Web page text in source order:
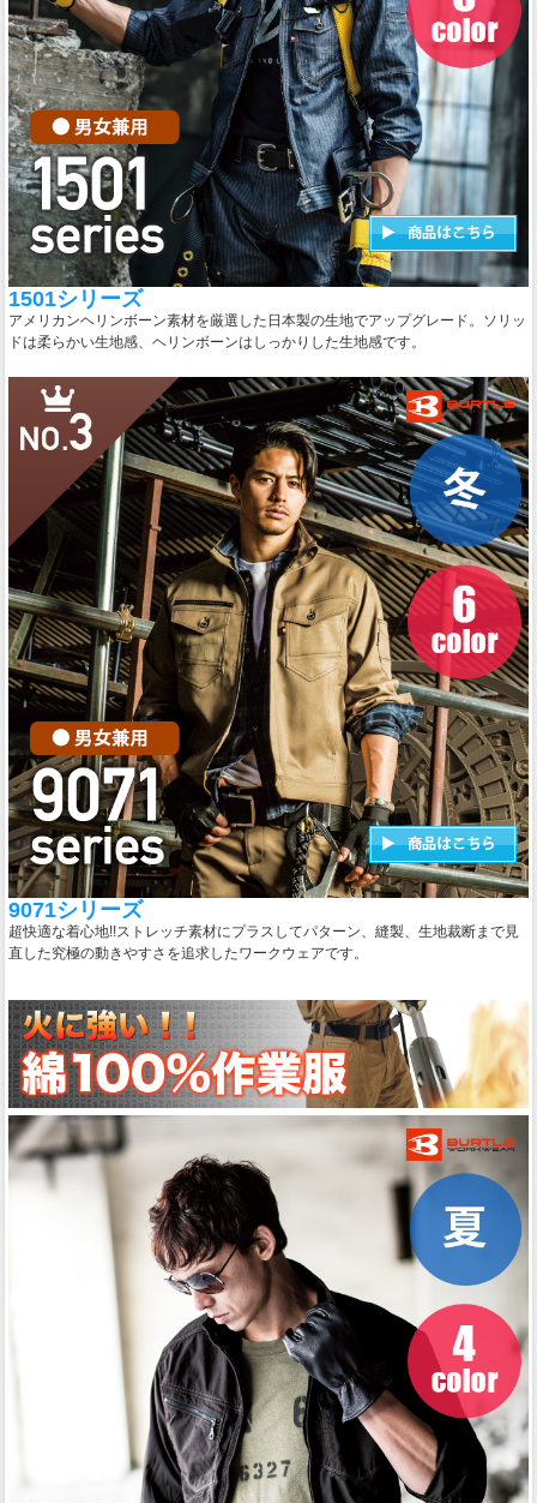
1501シリーズ
アメリカンヘリンボーン素材を厳選した日本製の生地でアップグレード。ソリッ
ドは柔らかい生地感、ヘリンボーンはしっかりした生地感です。
9071シリーズ
超快適な着心地!!ストレッチ素材にプラスしてパターン、縫製、生地裁断まで見
直した究極の動きやすさを追求したワークウェアです。